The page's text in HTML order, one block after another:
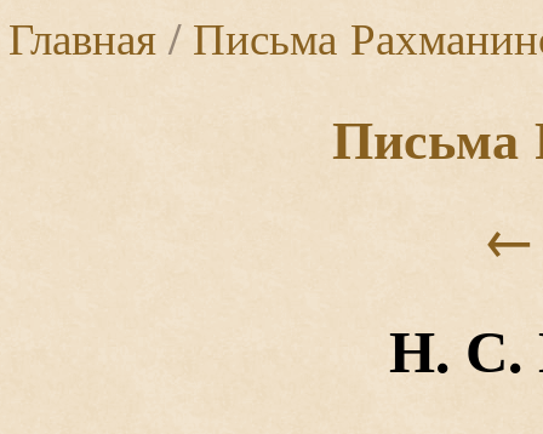
Главная/Письма
Письма
←
Н. С.